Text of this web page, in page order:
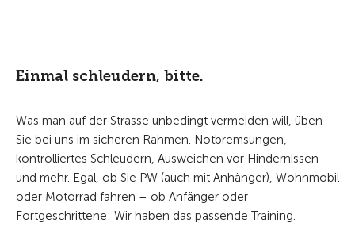
Einmal schleudern, bitte.
Was man auf der Strasse unbedingt vermeiden will, üben
Sie bei uns im sicheren Rahmen. Notbremsungen,
kontrolliertes Schleudern, Ausweichen vor Hindernissen –
und mehr. Egal, ob Sie PW (auch mit Anhänger), Wohnmobil
oder Motorrad fahren – ob Anfänger oder
Fortgeschrittene: Wir haben das passende Training.